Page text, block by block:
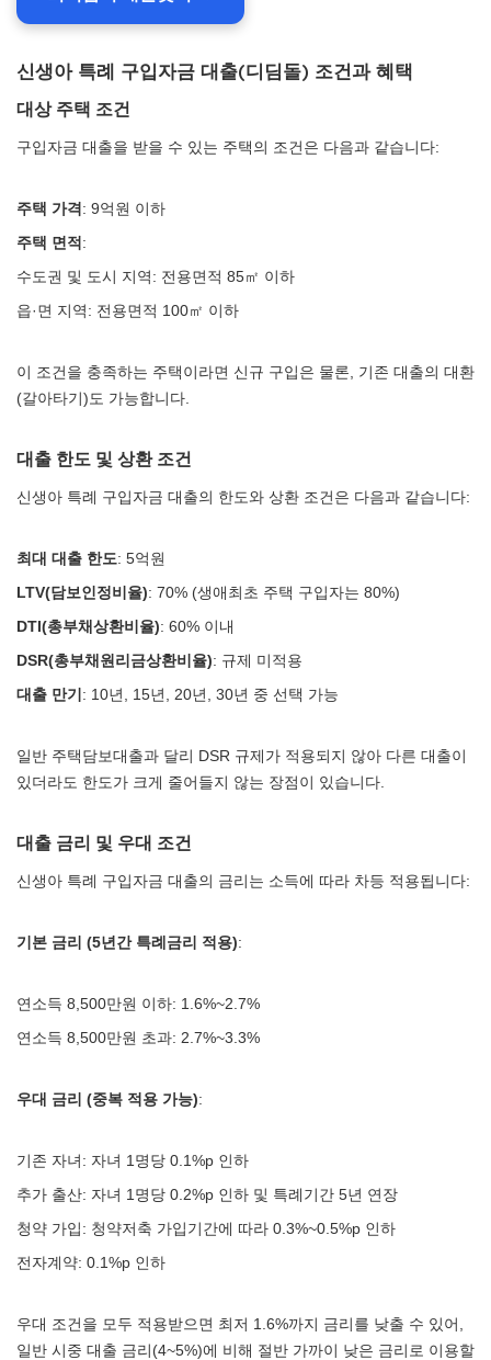
신생아 특례 구입자금 대출(디딤돌) 조건과 혜택
대상 주택 조건
구입자금 대출을 받을 수 있는 주택의 조건은 다음과 같습니다:
주택 가격 : 9억원 이하
주택 면적 :
수도권 및 도시 지역: 전용면적 85㎡ 이하
읍·면 지역: 전용면적 100㎡ 이하
이 조건을 충족하는 주택이라면 신규 구입은 물론, 기존 대출의 대환
(갈아타기)도 가능합니다.
대출 한도 및 상환 조건
신생아 특례 구입자금 대출의 한도와 상환 조건은 다음과 같습니다:
최대 대출 한도: 5억원
LTV(담보인정비율): 70% (생애최초 주택 구입자는 80%)
DTI(총부채상환비율): 60% 이내
DSR(총부채원리금상환비율): 규제 미적용
대출 만기 : 10년, 15년, 20년, 30년 중 선택 가능
일반 주택담보대출과 달리 DSR 규제가 적용되지 않아 다른 대출이
있더라도 한도가 크게 줄어들지 않는 장점이 있습니다.
대출 금리 및 우대 조건
신생아 특례 구입자금 대출의 금리는 소득에 따라 차등 적용됩니다:
기본 금리 (5년간 특례금리 적용):
연소득 8,500만원 이하: 1.6%~2.7%
연소득 8,500만원 초과: 2.7%~3.3%
우대 금리 (중복 적용 가능):
기존 자녀: 자녀 1명당 0.1%p 인하
추가 출산: 자녀 1명당 0.2%p 인하 및 특례기간 5년 연장
청약 가입: 청약저축 가입기간에 따라 0.3%~0.5%p 인하
전자계약: 0.1%p 인하
우대 조건을 모두 적용받으면 최저 1.6%까지 금리를 낮출 수 있어,
일반 시중 대출 금리(4~5%)에 비해 절반 가까이 낮은 금리로 이용할